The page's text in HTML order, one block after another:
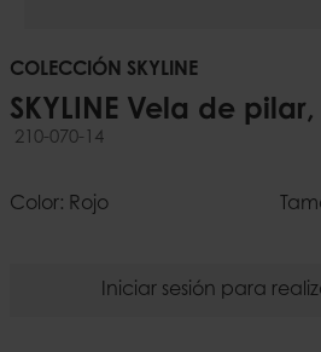
COLECCIÓN SKYLINE
SKYLINE Vela de pilar,
210-070-14
Color: Rojo
Iniciar sesión para